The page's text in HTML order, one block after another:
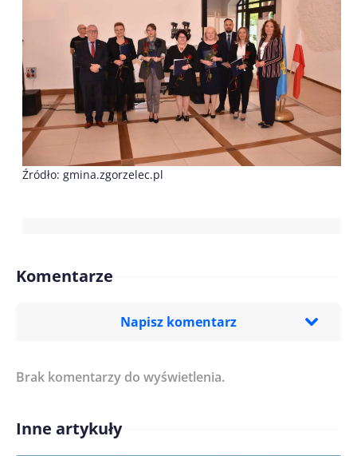
Źródło: gmina.zgorzelec.pl
Komentarze
Napisz komentarz
Treść komentarza*
Imię/ Nick*
Brak komentarzy do wyświetlenia.
Inne artykuły